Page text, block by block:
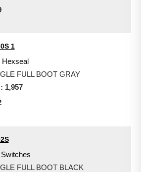
1
Hexseal
FULL BOOT GRAY
1,957
FULL BOOT BLACK